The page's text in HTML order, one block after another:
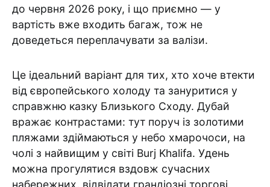
до червня 2026 року, і що приємно — у
вартість вже входить багаж, тож не
доведеться переплачувати за валізи.
Це ідеальний варіант для тих, хто хоче втекти
від європейського холоду та зануритися у
справжню казку Близького Сходу. Дубай
вражає контрастами: тут поруч із золотими
пляжами здіймаються у небо хмарочоси, на
чолі з найвищим у світі Burj Khalifa. Удень
можна прогулятися вздовж сучасних
набережних, відвідати грандіозні торгові